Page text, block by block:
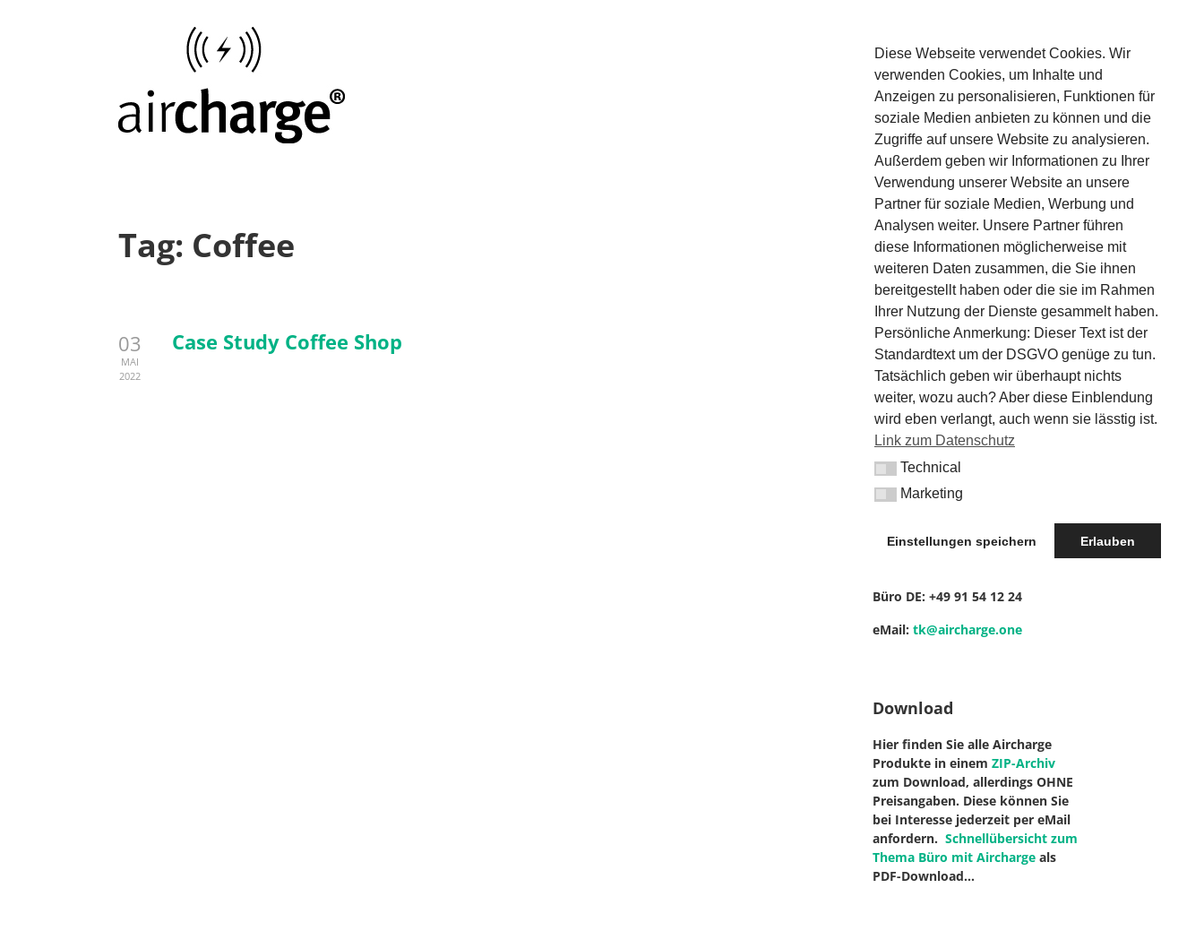
Tag: Coffee
03
MAI
2022
Case Study Coffee Shop
Aircharge Partner
Deutschland – Österreich –
Schweiz
c/oKETTERERs.Network
Mühlkoppenweg 2
91224 Pommelsbrunn
Bayern / Deutschland
Web:KETTERERs.net
Blogbeiträge, News und Infos
Kontakt
Büro DE: +4991 54 12 24
eMail:tk@aircharge.one
Download
Hier finden Sie alle Aircharge
Produkte in einemZIP-Archiv
zum Download, allerdings OHNE
Preisangaben. Diese können Sie
bei Interesse jederzeit per eMail
anfordern.Schnellübersicht zum
Thema Büro mit Aircharge als
PDF-Download…
Diese Webseite verwendet Cookies. Wir
verwenden Cookies, um Inhalte und
Anzeigen zu personalisieren, Funktionen für
soziale Medien anbieten zu können und die
Zugriffe auf unsere Website zu analysieren.
Außerdem geben wir Informationen zu Ihrer
Verwendung unserer Website an unsere
Partner für soziale Medien, Werbung und
Analysen weiter. Unsere Partner führen
diese Informationen möglicherweise mit
weiteren Daten zusammen, die Sie ihnen
bereitgestellt haben oder die sie im Rahmen
Ihrer Nutzung der Dienste gesammelt haben.
Persönliche Anmerkung: Dieser Text ist der
Standardtext um der DSGVO genüge zu tun.
Tatsächlich geben wir überhaupt nichts
weiter, wozu auch? Aber diese Einblendung
wird eben verlangt, auch wenn sie lässtig ist.
Link zum Datenschutz
TechnicalTechnical
MarketingMarketing
Einstellungen speichern Erlauben